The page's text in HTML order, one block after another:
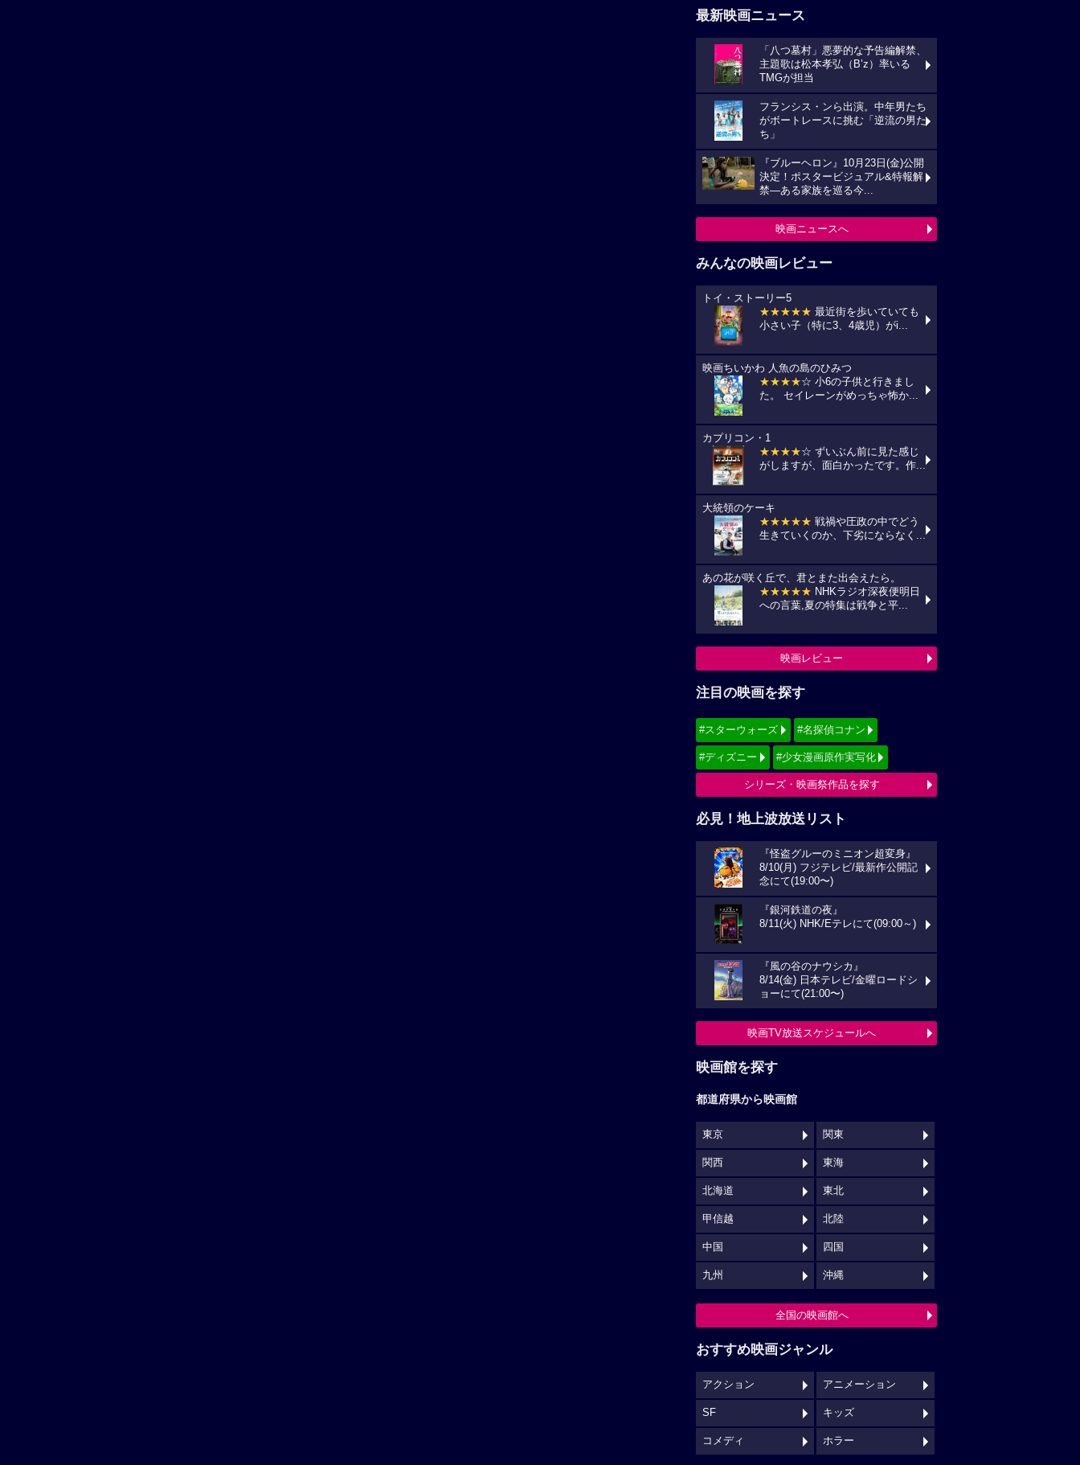
最新映画ニュース
「八つ墓村」悪夢的な予告編解禁、
主題歌は松本孝弘（B’z）率いる
TMGが担当
フランシス・ンら出演。中年男たち
がボートレースに挑む「逆流の男た
ち」
『ブルーヘロン』10月23日(金)公開
決定！ポスタービジュアル&特報解
禁―ある家族を巡る今...
映画ニュースへ
みんなの映画レビュー
トイ・ストーリー5
★★★★★ 最近街を歩いていても
小さい子（特に3、4歳児）がi...
映画ちいかわ 人魚の島のひみつ
★★★★☆ 小6の子供と行きまし
た。 セイレーンがめっちゃ怖か...
カプリコン・1
★★★★☆ ずいぶん前に見た感じ
がしますが、面白かったです。作...
大統領のケーキ
★★★★★ 戦禍や圧政の中でどう
生きていくのか、下劣にならなく...
あの花が咲く丘で、君とまた出会えたら。
★★★★★ NHKラジオ深夜便明日
への言葉,夏の特集は戦争と平...
映画レビュー
注目の映画を探す
#スターウォーズ #名探偵コナン
#ディズニー #少女漫画原作実写化
シリーズ・映画祭作品を探す
必見！地上波放送リスト
『怪盗グルーのミニオン超変身』
8/10(月) フジテレビ/最新作公開記
念にて(19:00〜)
『銀河鉄道の夜』
8/11(火) NHK/Eテレにて(09:00～)
『風の谷のナウシカ』
8/14(金) 日本テレビ/金曜ロードシ
ョーにて(21:00〜)
映画TV放送スケジュールへ
映画館を探す
都道府県から映画館
東京 関東
関西 東海
北海道 東北
甲信越 北陸
中国 四国
九州 沖縄
全国の映画館へ
おすすめ映画ジャンル
アクション アニメーション
SF キッズ
コメディ ホラー